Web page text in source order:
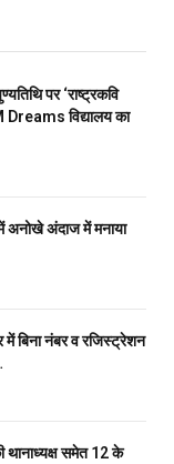
पर ‘राष्ट्रकवि
Dreams विद्यालय का
अंदाज में मनाया
बिना नंबर व रजिस्ट्रेशन
थानाध्यक्ष समेत 12 के